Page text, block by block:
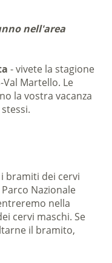
nell'area
- vivete la stagione
Martello. Le
la vostra vacanza
bramiti dei cervi
Nazionale
nella
cervi maschi. Se
il bramito,